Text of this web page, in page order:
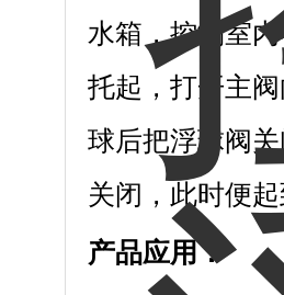
水箱，控制室
托起，打开主
球后把浮球阀
关闭，此时便
产品应用：